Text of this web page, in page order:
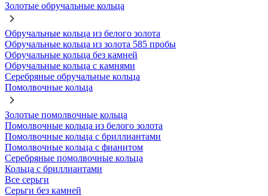
Золотые обручальные кольца
Обручальные кольца из белого золота
Обручальные кольца из золота 585 пробы
Обручальные кольца без камней
Обручальные кольца с камнями
Серебряные обручальные кольца
Помолвочные кольца
Золотые помолвочные кольца
Помолвочные кольца из белого золота
Помолвочные кольца с бриллиантами
Помолвочные кольца с фианитом
Серебряные помолвочные кольца
Кольца с бриллиантами
Все серьги
Серьги без камней